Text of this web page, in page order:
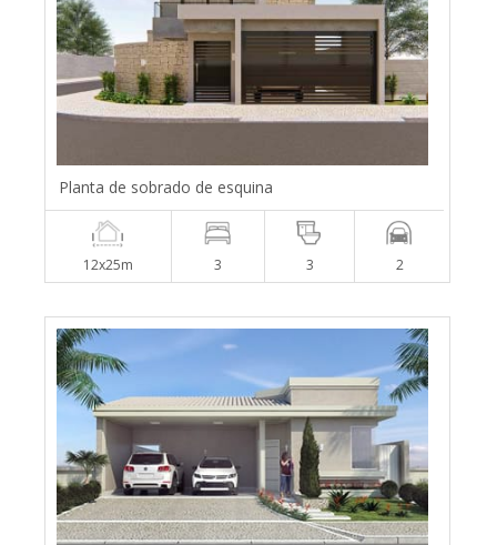
Planta de sobrado de esquina
12x25m 3 3 2